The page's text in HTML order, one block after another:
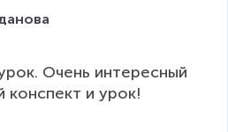
Очень интересный
и урок!